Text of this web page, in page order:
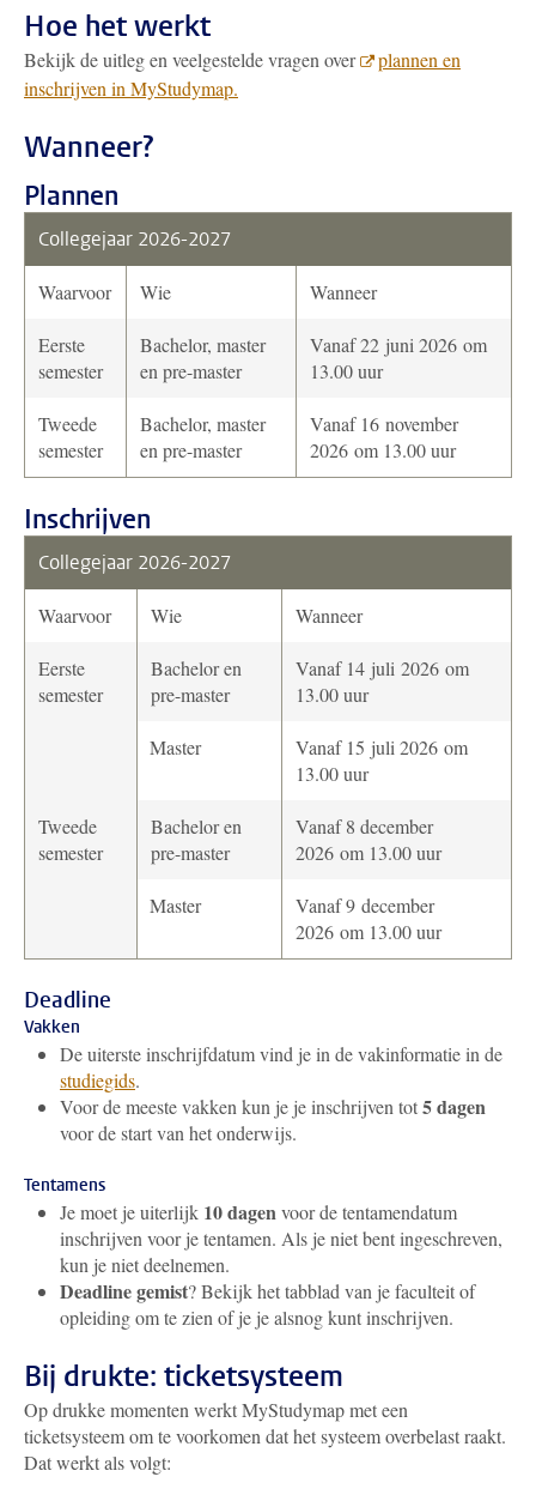
Hoe het werkt
Bekijk de uitleg en veelgestelde vragen over
plannen en
inschrijven in MyStudymap.
Wanneer?
Plannen
Collegejaar 2026-2027
Waarvoor Wie Wanneer
Eerste
semester
Bachelor, master
en pre-master
Vanaf 22 juni 2026 om
13.00 uur
Tweede
semester
Bachelor, master
en pre-master
Vanaf 16 november
2026 om 13.00 uur
Inschrijven
Collegejaar 2026-2027
Waarvoor Wie Wanneer
Eerste
semester
Bachelor en
pre-master
Vanaf 14 juli 2026 om
13.00 uur
Master
Vanaf 15 juli 2026 om
13.00 uur
Tweede
semester
Bachelor en
pre-master
Vanaf 8 december
2026 om 13.00 uur
Master
Vanaf 9 december
2026 om 13.00 uur
Deadline
Vakken
De uiterste inschrijfdatum vind je in de vakinformatie in de
studiegids.
Voor de meeste vakken kun je je inschrijven tot5 dagen
voor de start van het onderwijs.
Tentamens
Je moet je uiterlijk 10 dagenvoor de tentamendatum
inschrijven voor je tentamen. Als je niet bent ingeschreven,
kun je niet deelnemen.
Deadline gemist? Bekijk het tabblad van je faculteit of
opleiding om te zien of je je alsnog kunt inschrijven.
Bij drukte: ticketsysteem
Op drukke momenten werkt MyStudymap met een
ticketsysteem om te voorkomen dat het systeem overbelast raakt.
Dat werkt als volgt: